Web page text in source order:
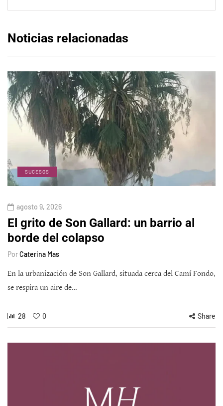
Noticias relacionadas
SUCESOS
agosto 9, 2026
El grito de Son Gallard: un barrio al
borde del colapso
PorCaterina Mas
En la urbanización de Son Gallard, situada cerca del Camí Fondo,
se respira un aire de…
28 0 Share